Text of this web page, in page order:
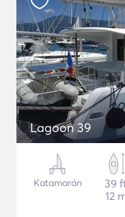
Lagoon 39
Katamarán
39
12